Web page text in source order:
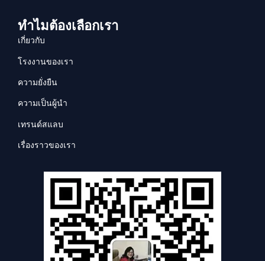
ทำไมต้องเลือกเรา
เกี่ยวกับ
โรงงานของเรา
ความยั่งยืน
ความเป็นผู้นำ
เทรนด์สแลบ
เรื่องราวของเรา